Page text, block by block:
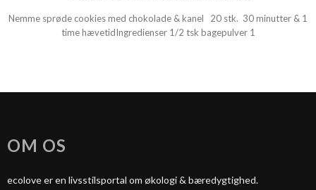
Nemme sprøde cookies med chokolade & kanel 20 stk. 30 minutter & 1
time hævetidIngredienser 1/2 tsk bagepulver 1
OM OS
ecolove er en livsstilsportal om økologi & bæredygtighed.